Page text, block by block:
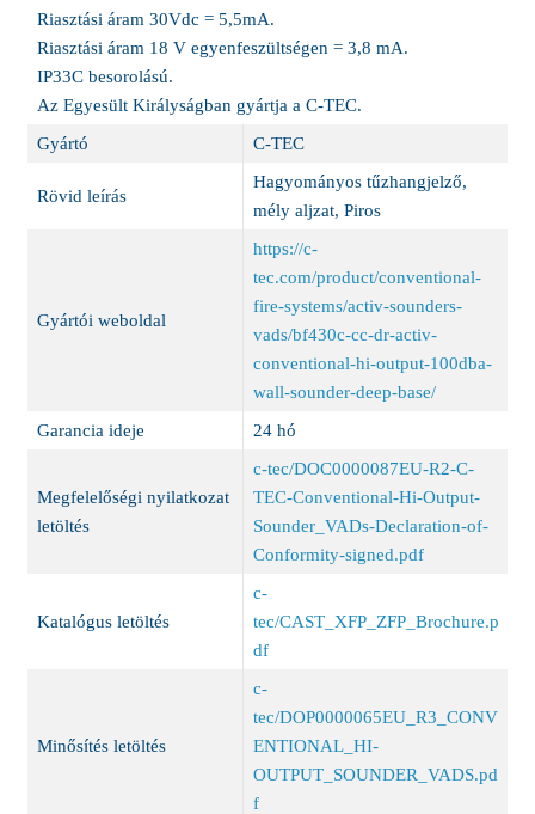
Riasztási áram 30Vdc = 5,5mA.
Riasztási áram 18 V egyenfeszültségen = 3,8 mA.
IP33C besorolású.
Az Egyesült Királyságban gyártja a C-TEC.
Gyártó
C-TEC
Rövid leírás
Hagyományos tűzhangjelző,
mély aljzat, Piros
Gyártói weboldal
https://c-
tec.com/product/conventional-
fire-systems/activ-sounders-
vads/bf430c-cc-dr-activ-
conventional-hi-output-100dba-
wall-sounder-deep-base/
Garancia ideje
24 hó
Megfelelőségi nyilatkozat
letöltés
c-tec/DOC0000087EU-R2-C-
TEC-Conventional-Hi-Output-
Sounder_VADs-Declaration-of-
Conformity-signed.pdf
Katalógus letöltés
c-
tec/CAST_XFP_ZFP_Brochure.p
df
Minősítés letöltés
c-
tec/DOP0000065EU_R3_CONV
ENTIONAL_HI-
OUTPUT_SOUNDER_VADS.pd
f